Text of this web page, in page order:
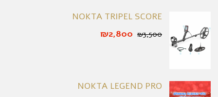
NOKTA TRIPEL SCORE
₪3,500
₪2,800
NOKTA LEGEND PRO